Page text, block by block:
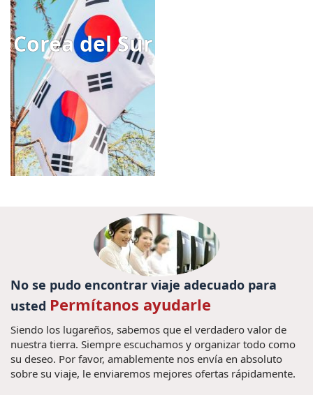
Corea del Sur
No se pudo encontrar viaje adecuado para
usted Permítanos ayudarle
Siendo los lugareños, sabemos que el verdadero valor de
nuestra tierra. Siempre escuchamos y organizar todo como
su deseo. Por favor, amablemente nos envía en absoluto
sobre su viaje, le enviaremos mejores ofertas rápidamente.